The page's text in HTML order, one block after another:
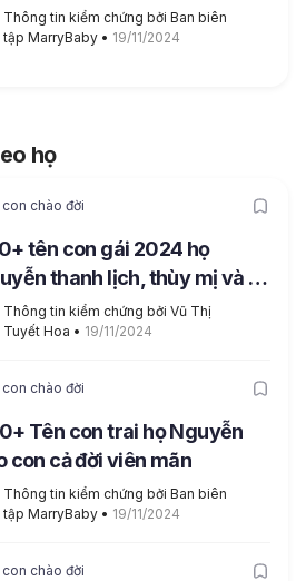
Thông tin kiểm chứng bởi Ban biên
tập MarryBaby • 19/11/2024
họ
chào đời
tên con gái 2024 họ
thanh lịch, thùy mị và ý
nhất
Thông tin kiểm chứng bởi Vũ Thị
Tuyết Hoa • 19/11/2024
chào đời
Tên con trai họ Nguyễn
con cả đời viên mãn
Thông tin kiểm chứng bởi Ban biên
tập MarryBaby • 19/11/2024
chào đời